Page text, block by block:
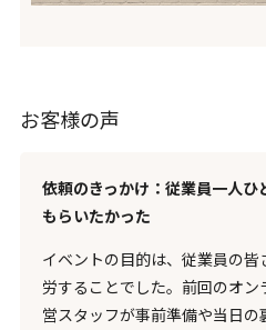
お客様の声
依頼のきっかけ：従業員一人ひ
もらいたかった
イベントの目的は、従業員の
労することでした。前回のオ
営スタッフが事前準備や当日の